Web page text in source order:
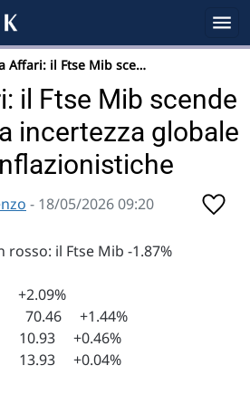
Affari: il Ftse Mib sce…
il Ftse Mib scende
incertezza globale
- 18/05/2026 09:20
rosso: il Ftse Mib -1.87%
+1.44%
+0.46%
+0.04%